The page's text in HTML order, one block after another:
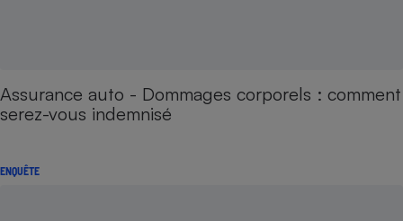
Assurance auto - Dommages corporels : comment
serez-vous indemnisé
ENQUÊTE